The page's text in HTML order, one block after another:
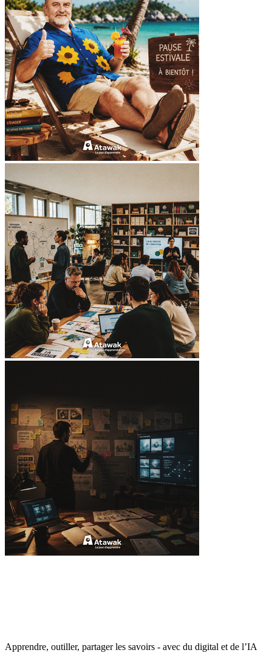
Apprendre, outiller, partager les savoirs - avec du digital et de l’IA